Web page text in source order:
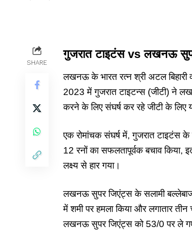
SHARE
गुजरात टाइटंस vs लखनऊ
लखनऊ के भारत रत्न श्री अटल बिहारी
2023 में गुजरात टाइटन्स (जीटी) ने
करने के लिए संघर्ष कर रहे जीटी के लिए
एक रोमांचक संघर्ष में,गुजरात टाइटंसके
12 रनों का सफलतापूर्वक बचाव किया,
लक्ष्य से हार गया।
लखनऊ सुपर जिएंट्स के सलामी
में शमी पर हमला किया और लगातार
लखनऊ सुपर जिएंट्स को 53/0 पर ले